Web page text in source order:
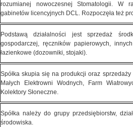
rozumianej nowoczesnej Stomatologii. W
gabinetów licencyjnych DCL. Rozpoczęła też
Podstawą działalności jest sprzedaż
gospodarczej, ręczników papierowych,
łazienkowe (dozowniki, stojaki).
Spółka skupia się na produkcji oraz
Małych Elektrowni Wodnych, Farm
Kolektory Słoneczne.
Spółka należy do grupy przedsiębiorstw,
środowiska.